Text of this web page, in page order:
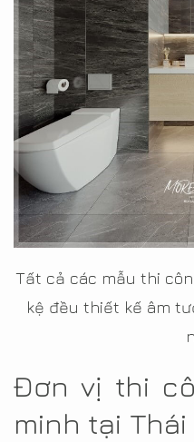
Tất cả các mẫu thi
kệ đều thiết kế âm
Đơn vị thi
minh tại